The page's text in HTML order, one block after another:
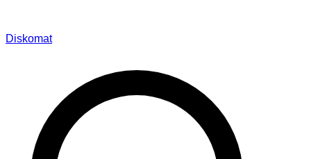
Diskomat